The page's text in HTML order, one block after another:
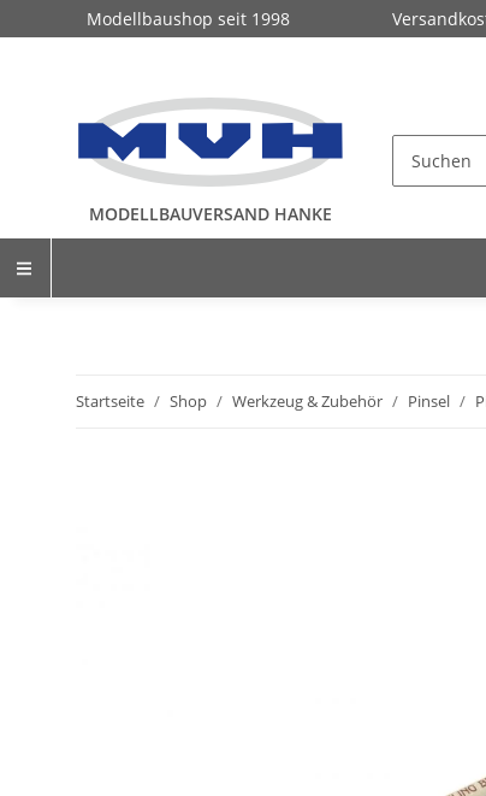
Modellbaushop seit 1998
MODELLBAUVERSAND HANKE
Startseite Shop Werkzeug & Zubehör Pinsel